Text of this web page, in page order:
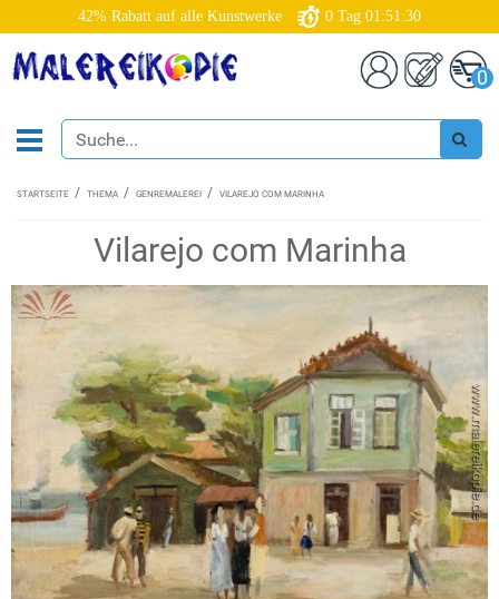
42% Rabatt auf alle Kunstwerke 0 Tag 01:51:29
0
STARTSEITE THEMA GENREMALEREI VILAREJO COM MARINHA
Vilarejo com Marinha